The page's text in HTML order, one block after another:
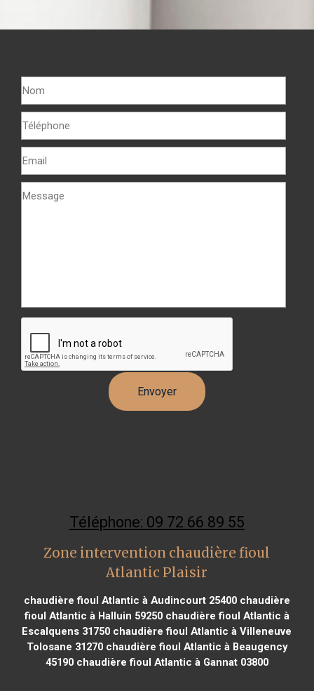
Téléphone: 09 72 66 89 55
Zone intervention chaudière fioul
Atlantic Plaisir
chaudière fioul Atlantic à Audincourt 25400chaudière
fioul Atlantic à Halluin 59250chaudière fioul Atlantic à
Escalquens 31750 chaudière fioul Atlantic à Villeneuve
Tolosane 31270chaudière fioul Atlantic à Beaugency
45190chaudière fioul Atlantic à Gannat 03800